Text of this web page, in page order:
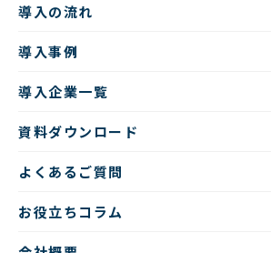
導入の流れ
導入事例
導入企業一覧
資料ダウンロード
よくあるご質問
お役立ちコラム